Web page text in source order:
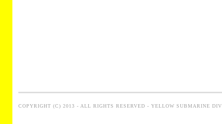
COPYRIGHT (C) 2013 - ALL RIGHTS RESERVED - YELLOW SUBMARINE